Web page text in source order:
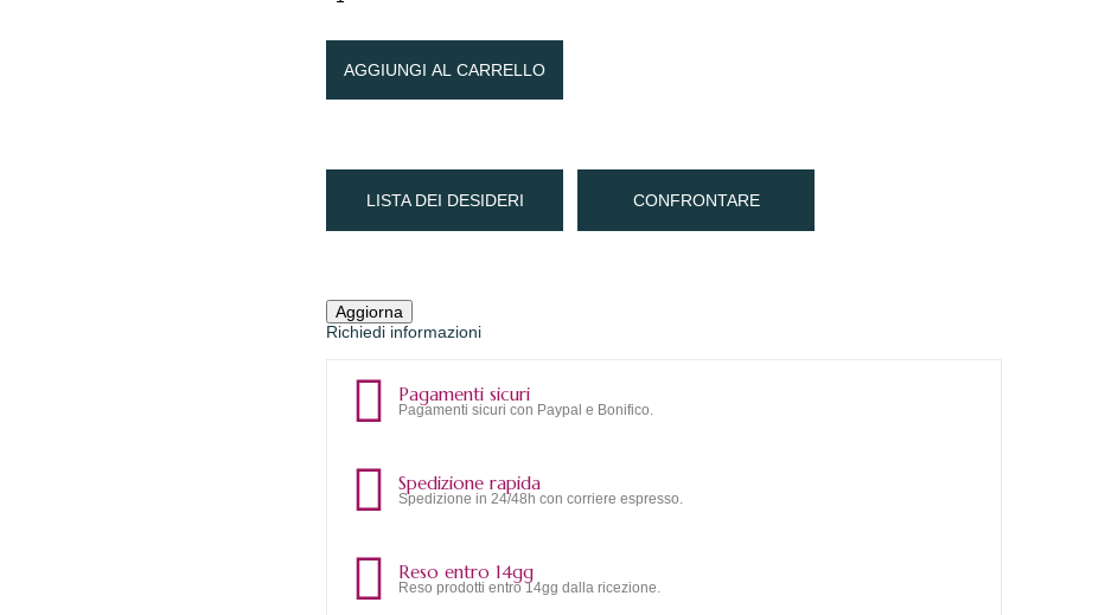
AGGIUNGI AL CARRELLO
LISTA DEI DESIDERI CONFRONTARE
Richiedi informazioni
Pagamenti sicuri
Pagamenti sicuri con Paypal e Bonifico.
Spedizione rapida
Spedizione in 24/48h con corriere espresso.
Reso entro 14gg
Reso prodotti entro 14gg dalla ricezione.